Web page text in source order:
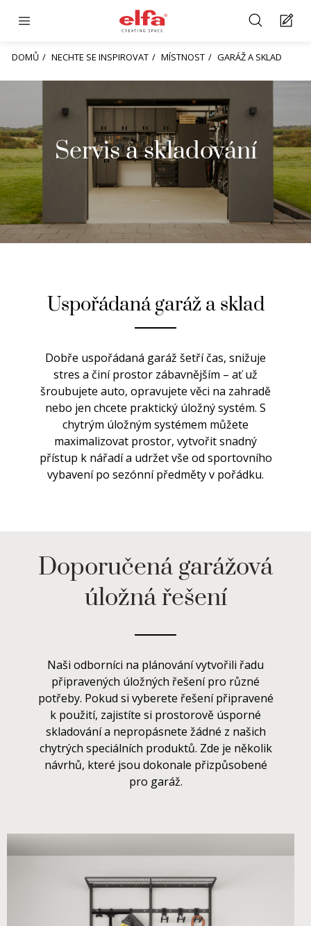
DOMŮ NECHTE SE INSPIROVAT MÍSTNOST GARÁŽ A SKLAD
Servis a skladování
Uspořádaná garáž a sklad
Dobře uspořádaná garáž šetří čas, snižuje
stres a činí prostor zábavnějším – ať už
šroubujete auto, opravujete věci na zahradě
nebo jen chcete praktický úložný systém. S
chytrým úložným systémem můžete
maximalizovat prostor, vytvořit snadný
přístup k nářadí a udržet vše od sportovního
vybavení po sezónní předměty v pořádku.
Doporučená garážová
úložná řešení
Naši odborníci na plánování vytvořili řadu
připravených úložných řešení pro různé
potřeby. Pokud si vyberete řešení připravené
k použití, zajistíte si prostorově úsporné
skladování a nepropásnete žádné z našich
chytrých speciálních produktů. Zde je několik
návrhů, které jsou dokonale přizpůsobené
pro garáž.